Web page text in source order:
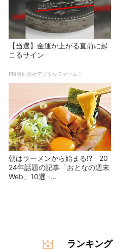
【当選】金運が上がる直前に起
こるサイン
PR(合同会社デジタルファーム )
朝はラーメンから始まる!? 20
24年話題の記事「おとなの週末
Web」10選 -...
ランキング